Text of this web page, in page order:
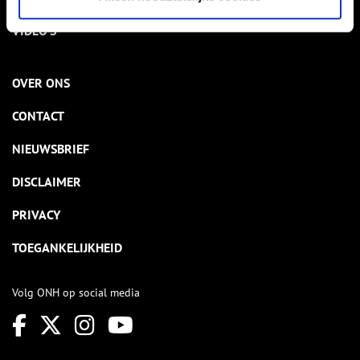
VIDEO’S
OVER ONS
CONTACT
NIEUWSBRIEF
DISCLAIMER
PRIVACY
TOEGANKELIJKHEID
Volg ONH op social media